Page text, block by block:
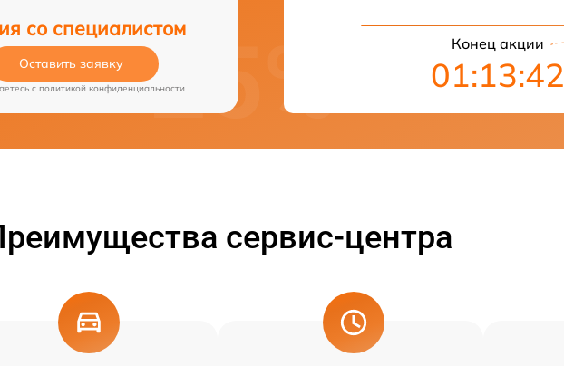
со специалистом
Оставить заявку
c политикой конфиденциальности
Конец акции
01:13:41
сервис-центра